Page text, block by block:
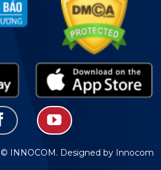
INNOCOM. Designed by Innocom